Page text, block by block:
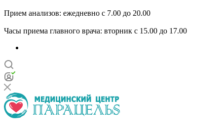
Прием анализов: ежедневно с 7.00 до 20.00
Часы приема главного врача: вторник с 15.00 до 17.00